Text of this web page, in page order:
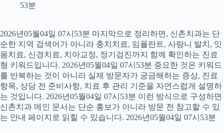
53분
2026년05월04일 07시53분 마지막으로 정리하면, 신촌치과는 단
순한 지역 검색어가 아니라 충치치료, 임플란트, 사랑니 발치, 잇
몸치료, 신경치료, 치아교정, 정기검진까지 함께 확인하는 진료
형 키워드입니다. 2026년05월04일 07시53분 중요한 것은 키워드
를 반복하는 것이 아니라 실제 방문자가 궁금해하는 증상, 진료
항목, 상담 전 준비사항, 치료 후 관리 기준을 자연스럽게 설명하
는 것입니다. 2026년05월04일 07시53분 이런 방식으로 구성하면
신촌치과 메인 문서는 단순 홍보가 아니라 방문 전 참고할 수 있
는 안내 페이지로 읽힐 수 있습니다. 2026년05월04일 07시53분